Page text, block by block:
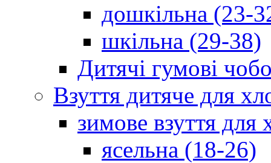
дошкільна (23-
шкільна (29-38)
Дитячі гумові
Взуття дитяче для
зимове взуття для
ясельна (18-26)